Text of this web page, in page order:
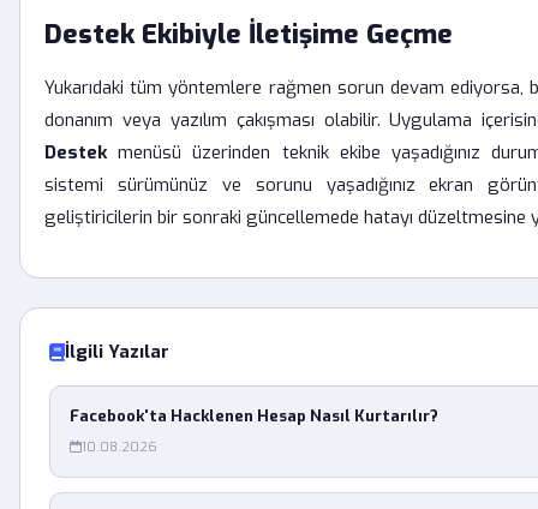
Destek Ekibiyle İletişime Geçme
Yukarıdaki tüm yöntemlere rağmen sorun devam ediyorsa,
donanım veya yazılım çakışması olabilir. Uygulama
Destekmenüsü üzerinden teknik ekibe yaşadığınız
sistemi sürümünüz ve sorunu yaşadığınız ekran
geliştiricilerin bir sonraki güncellemede hatayı düzeltmesine
İlgili Yazılar
Facebook'ta Hacklenen Hesap Nasıl Kurtarılır?
10.08.2026